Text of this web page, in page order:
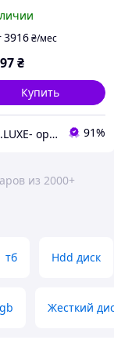
3916₴/мес
₴
Купить
Giga.LUXE- оригинальная техника 91%
из 2000+
тб Hdd диск
Жесткий